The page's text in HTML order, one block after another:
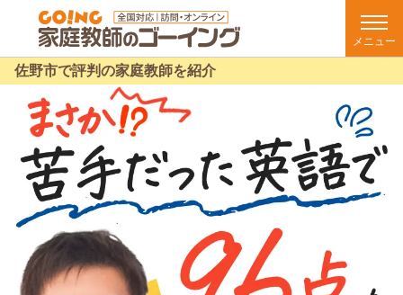
メニュー
佐野市で評判の家庭教師を紹介